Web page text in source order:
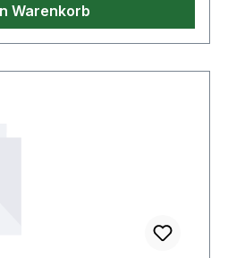
Material eingesetzt
Warenkorb